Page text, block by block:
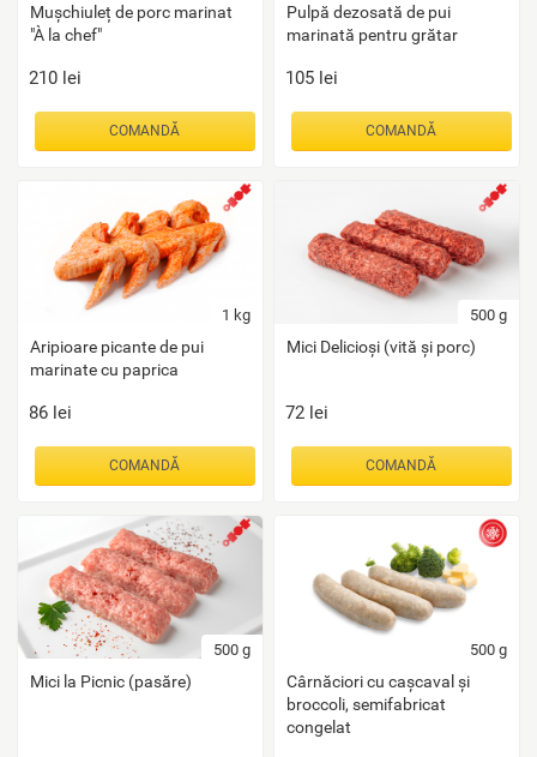
Mușchiuleț de porc marinat
"À la chef"
210 lei
COMANDĂ
Pulpă dezosată de pui
marinată pentru grătar
105 lei
COMANDĂ
1 kg
Aripioare picante de pui
marinate cu paprica
86 lei
COMANDĂ
500 g
Mici Delicioși (vită și porc)
72 lei
COMANDĂ
500 g
Mici la Picnic (pasăre)
500 g
Cârnăciori cu cașcaval și
broccoli, semifabricat
congelat